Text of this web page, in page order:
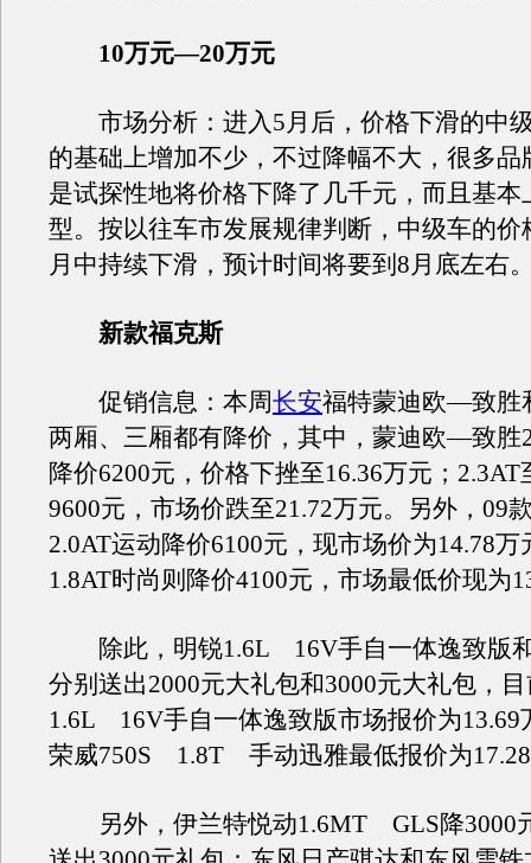
10万元—20万元
市场分析：进入5月后，价格下滑的中
的基础上增加不少，不过降幅不大，很多品
是试探性地将价格下降了几千元，而且基本
型。按以往车市发展规律判断，中级车的价
月中持续下滑，预计时间将要到8月底
新款福克斯
促销信息：本周长安福特蒙迪欧—致胜
两厢、三厢都有降价，其中，蒙迪欧—致胜
降价6200元，价格下挫至16.36万元；2.3AT
9600元，市场价跌至21.72万元。另外，09
2.0AT运动降价6100元，现市场价为14.78万
1.8AT时尚则降价4100元，市场最低价现为
除此，明锐1.6L 16V手自一体逸致版和
分别送出2000元大礼包和3000元大礼包，
1.6L 16V手自一体逸致版市场报价为13.69
荣威750S 1.8T 手动迅雅最低报价为
另外，伊兰特悦动1.6MT GLS降3000